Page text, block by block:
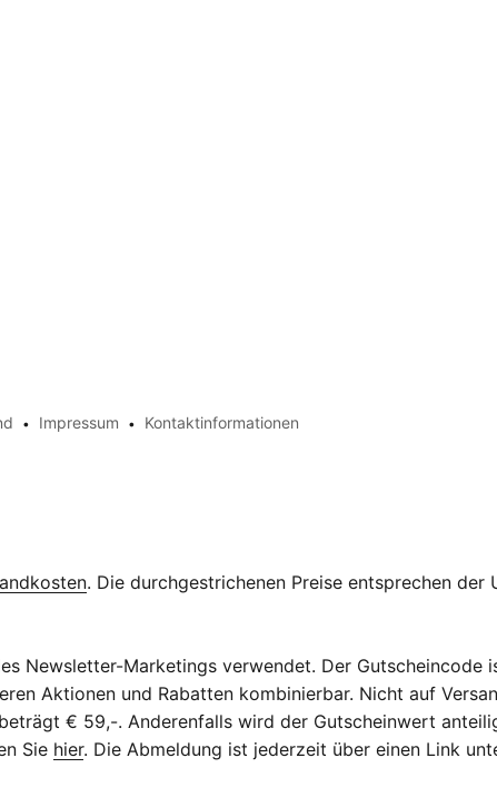
Impressum Kontaktinformationen
. Die durchgestrichenen Preise entsprechen der
Newsletter-Marketings verwendet. Der Gutscheincode
Aktionen und Rabatten kombinierbar. Nicht auf
€ 59,-. Anderenfalls wird der Gutscheinwert
Sie hier. Die Abmeldung ist jederzeit über einen Link